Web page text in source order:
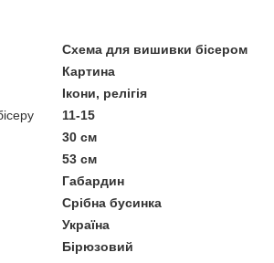
Схема для вишивки бісером
Картина
Ікони, релігія
11-15
30 см
53 см
Габардин
Срібна бусинка
Україна
Бірюзовий